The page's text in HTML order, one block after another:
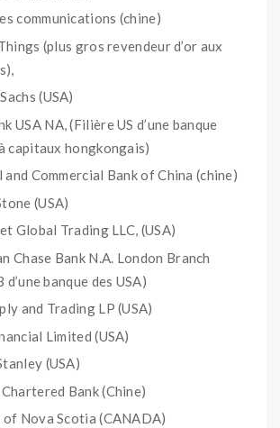
communications (chine)
(plus gros revendeur d’or aux
(USA)
USA NA, (Filière US d’une banque
capitaux hongkongais)
Commercial Bank of China (chine)
(USA)
Global Trading LLC, (USA)
Chase Bank N.A. London Branch
banque des USA)
and Trading LP (USA)
Limited (USA)
(USA)
Bank (Chine)
of Nova Scotia (CANADA)